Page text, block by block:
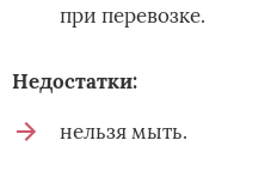
при перевозке.
Недостатки:
нельзя мыть.